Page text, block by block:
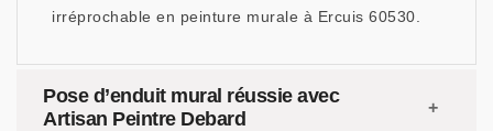
irréprochable en peinture murale à Ercuis 60530.
Pose d’enduit mural réussie avec
Artisan Peintre Debard